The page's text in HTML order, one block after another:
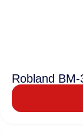
Robland BM-